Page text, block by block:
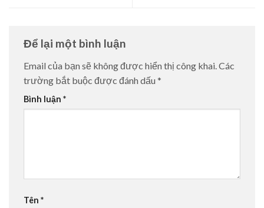
Để lại một bình luận
Email của bạn sẽ không được hiển thị công khai. Các
trường bắt buộc được đánh dấu *
Bình luận *
Tên *